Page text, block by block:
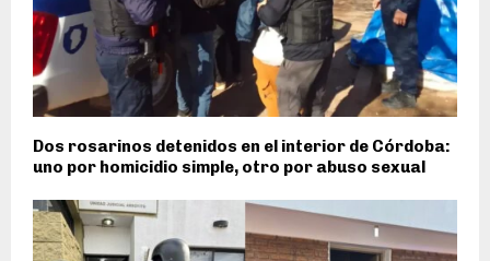
Dos rosarinos detenidos en el interior de Córdoba:
uno por homicidio simple, otro por abuso sexual